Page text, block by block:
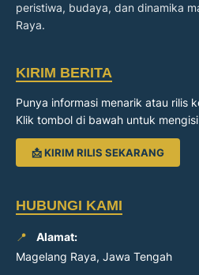
peristiwa, budaya, dan dinamika
Raya.
KIRIM BERITA
Punya informasi menarik atau rilis
Klik tombol di bawah untuk
📩 KIRIM RILIS SEKARANG
HUBUNGI KAMI
📍
Alamat:
Magelang Raya, Jawa Tengah